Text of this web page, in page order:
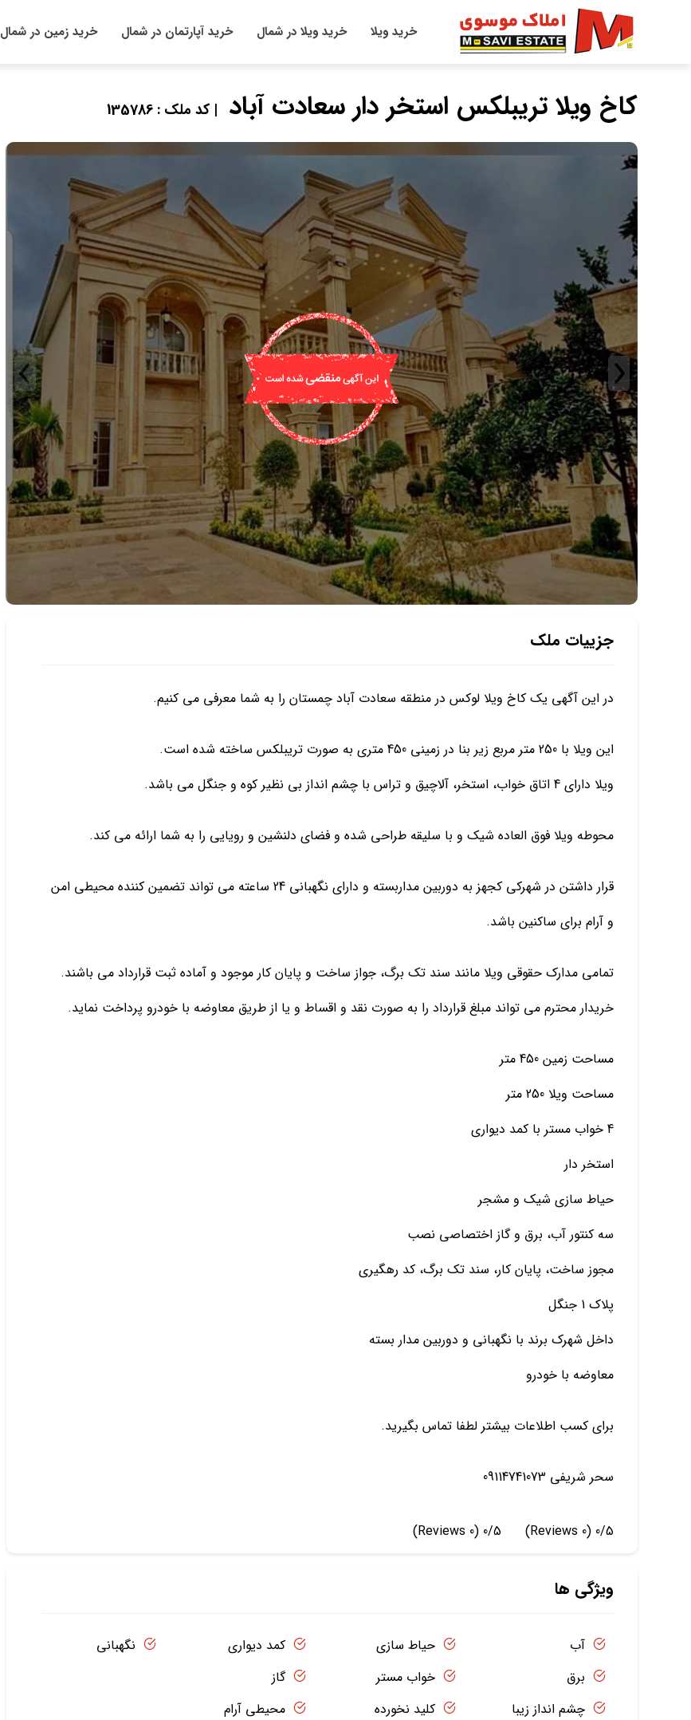
خرید ویلا خرید ویلا در شمال خرید آپارتمان در شمال خرید زمین در شمال
کاخ ویلا تریبلکس استخر دار سعادت آباد | کد ملک : 135786
جزییات ملک
در این آگهی یک کاخ ویلا لوکس در منطقه سعادت آباد چمستان را به شما معرفی می کنیم.
این ویلا با 250 متر مربع زیر بنا در زمینی 450 متری به صورت تریبلکس ساخته شده است.
ویلا دارای 4 اتاق خواب، استخر، آلاچیق و تراس با چشم انداز بی نظیر کوه و جنگل می باشد.
محوطه ویلا فوق العاده شیک و با سلیقه طراحی شده و فضای دلنشین و رویایی را به شما ارائه می کند.
قرار داشتن در شهرکی کجهز به دوربین مداربسته و دارای نگهبانی 24 ساعته می تواند تضمین کننده محیطی امن
و آرام برای ساکنین باشد.
تمامی مدارک حقوقی ویلا مانند سند تک برگ، جواز ساخت و پایان کار موجود و آماده ثبت قرارداد می باشند.
خریدار محترم می تواند مبلغ قرارداد را به صورت نقد و اقساط و یا از طریق معاوضه با خودرو پرداخت نماید.
مساحت زمین 450 متر
مساحت ویلا 250 متر
4 خواب مستر با کمد دیواری
استخر دار
حیاط سازی شیک و مشجر
سه کنتور آب، برق و گاز اختصاصی نصب
مجوز ساخت، پایان کار، سند تک برگ، کد رهگیری
پلاک 1 جنگل
داخل شهرک برند با نگهبانی و دوربین مدار بسته
معاوضه با خودرو
برای کسب اطلاعات بیشتر لطفا تماس بگیرید.
سحر شریفی 09114741073
0/5
(0 Reviews)
0/5
(0 Reviews)
ویژگی ها
آب
برق
چشم انداز زیبا
حیاط سازی
خواب مستر
کلید نخورده
کمد دیواری
گاز
محیطی آرام
نگهبانی